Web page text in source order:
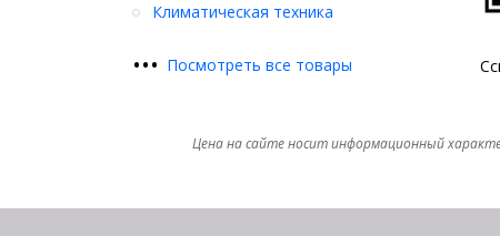
Климатическая техника
••• Посмотреть все товары
Цена на сайте носит информационный